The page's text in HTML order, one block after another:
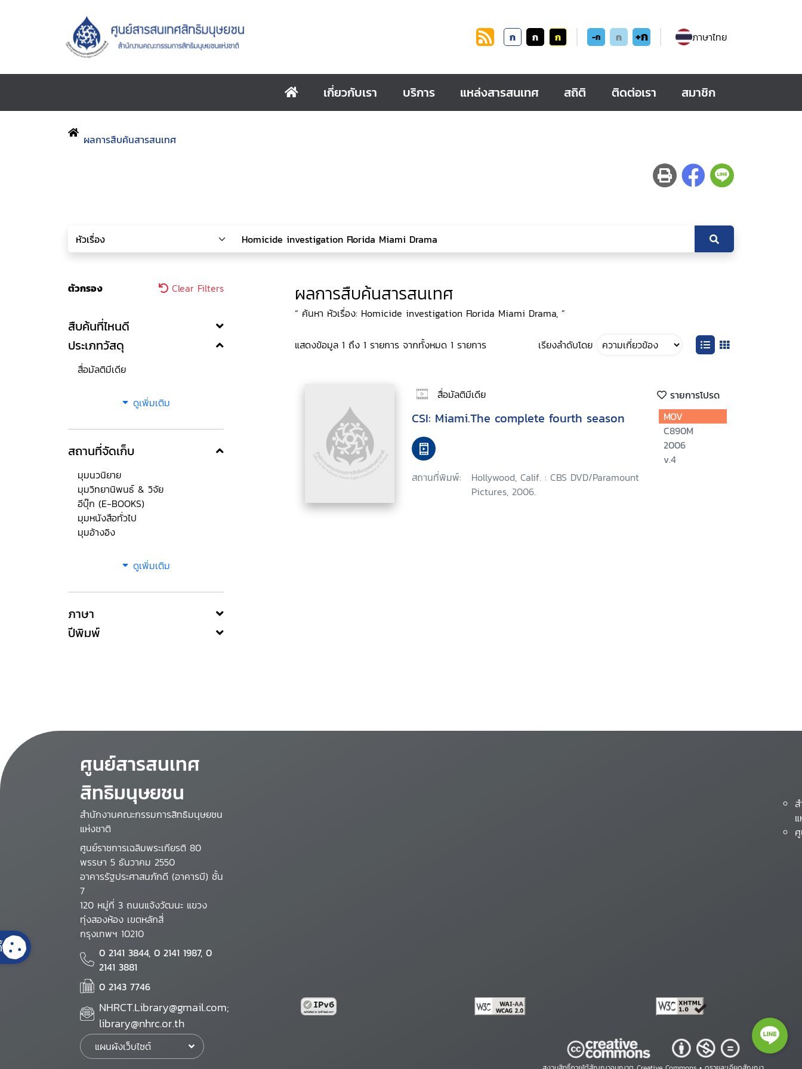
ก ก ก -ก ก +ก ภาษาไทย
เกี่ยวกับเรา บริการ แหล่งสารสนเทศ สถิติ ติดต่อเรา สมาชิก
ผลการสืบค้นสารสนเทศ
ตัวกรอง Clear Filters
สืบค้นที่ไหนดี
ประเภทวัสดุ
สื่อมัลติมีเดีย
ดูเพิ่มเติม
สถานที่จัดเก็บ
มุมนวนิยาย
มุมวิทยานิพนธ์ & วิจัย
อีบุ๊ก (E-BOOKS)
มุมหนังสือทั่วไป
มุมอ้างอิง
ดูเพิ่มเติม
ภาษา
ปีพิมพ์
ผลการสืบค้นสารสนเทศ
“ ค้นหา หัวเรื่อง: Homicide investigation Florida Miami Drama, ”
แสดงข้อมูล 1 ถึง 1 รายการ จากทั้งหมด 1 รายการ เรียงลำดับโดย
สื่อมัลติมีเดีย รายการโปรด
CSI: Miami.The complete fourth season
สถานที่พิมพ์:
Hollywood, Calif. : CBS DVD/Paramount
Pictures, 2006.
MOV
C890M
2006
v.4
ศูนย์สารสนเทศ
สิทธิมนุษยชน
สำนักงานคณะกรรมการสิทธิมนุษยชน
แห่งชาติ
ศูนย์ราชการเฉลิมพระเกียรติ 80
พรรษา 5 ธันวาคม 2550
อาคารรัฐประศาสนภักดี (อาคารบี) ชั้น
7
120 หมู่ที่ 3 ถนนแจ้งวัฒนะ แขวง
ทุ่งสองห้อง เขตหลักสี่
กรุงเทพฯ 10210
0 2141 3844, 0 2141 1987, 0
2141 3881
0 2143 7746
NHRCT.Library@gmail.com;
library@nhrc.or.th
แผนผังเว็บไซต์